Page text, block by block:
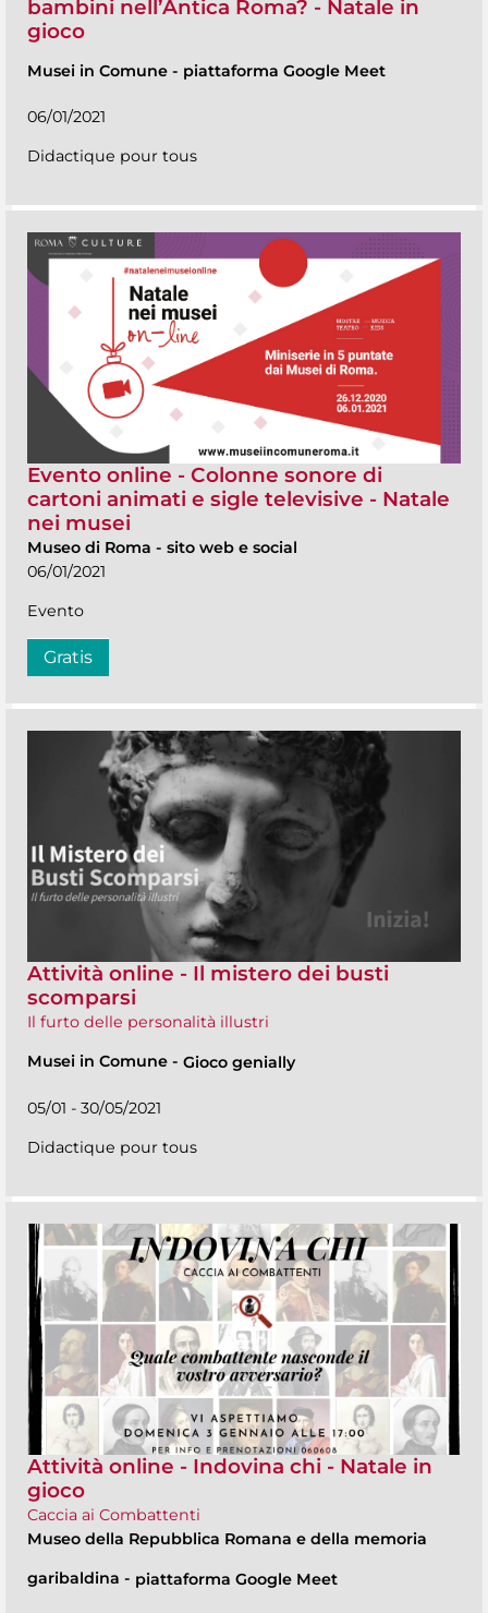
bambini nell’Antica Roma? - Natale in
gioco
Musei in Comune - piattaforma Google Meet
06/01/2021
Didactique pour tous
Evento online - Colonne sonore di
cartoni animati e sigle televisive - Natale
nei musei
Museo di Roma - sito web e social
06/01/2021
Evento
Gratis
Attività online - Il mistero dei busti
scomparsi
Il furto delle personalità illustri
Musei in Comune - Gioco genially
05/01 - 30/05/2021
Didactique pour tous
Attività online - Indovina chi - Natale in
gioco
Caccia ai Combattenti
Museo della Repubblica Romana e della memoria
garibaldina - piattaforma Google Meet